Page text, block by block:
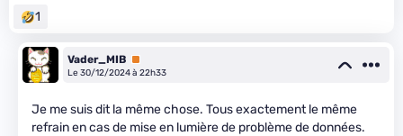
1
Vader_MIB Premium
Le 30/12/2024 à 22h33
Je me suis dit la même chose. Tous exactement le même
refrain en cas de mise en lumière de problème de données.